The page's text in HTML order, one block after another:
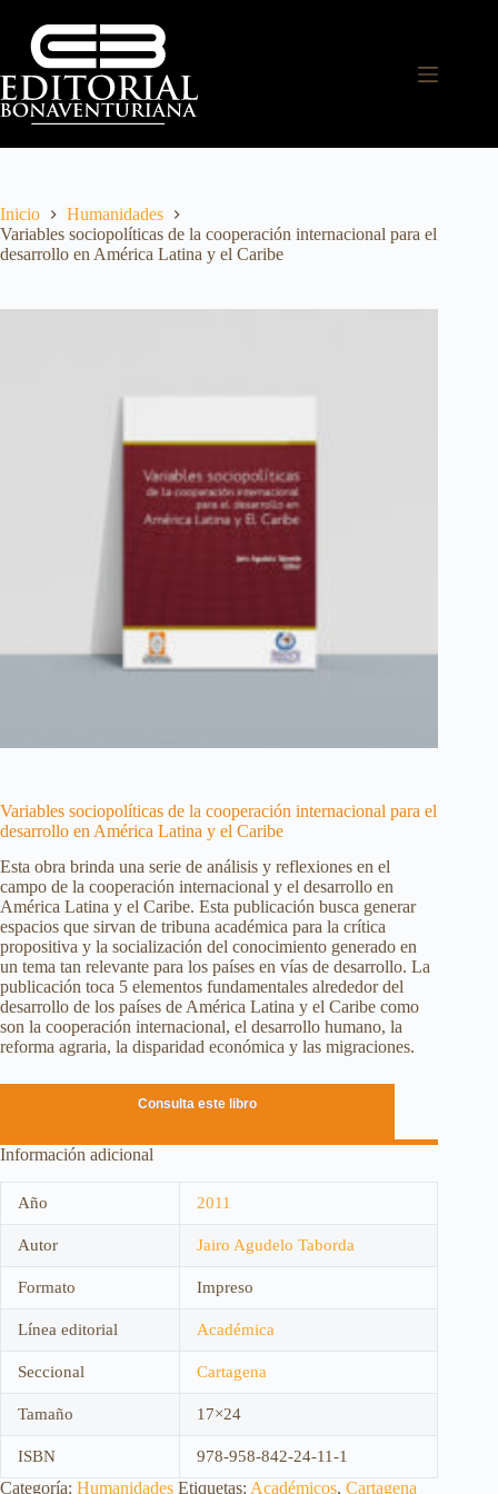
Inicio
Humanidades
Variables sociopolíticas de la cooperación internacional para el
desarrollo en América Latina y el Caribe
Variables sociopolíticas de la cooperación internacional para el
desarrollo en América Latina y el Caribe
Esta obra brinda una serie de análisis y reflexiones en el
campo de la cooperación internacional y el desarrollo en
América Latina y el Caribe. Esta publicación busca generar
espacios que sirvan de tribuna académica para la crítica
propositiva y la socialización del conocimiento generado en
un tema tan relevante para los países en vías de desarrollo. La
publicación toca 5 elementos fundamentales alrededor del
desarrollo de los países de América Latina y el Caribe como
son la cooperación internacional, el desarrollo humano, la
reforma agraria, la disparidad económica y las migraciones.
Consulta este libro
Información adicional
Año 2011
Autor Jairo Agudelo Taborda
Formato Impreso
Línea editorial Académica
Seccional Cartagena
Tamaño 17×24
ISBN 978-958-842-24-11-1
Categoría: Humanidades Etiquetas: Académicos, Cartagena